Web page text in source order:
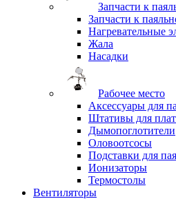
Запчасти к
Запчасти к
Нагревательные
Жала
Насадки
Рабочее место
Аксессуары для
Штативы для плат
Дымопоглотители
Оловоотсосы
Подставки для
Ионизаторы
Термостолы
Вентиляторы